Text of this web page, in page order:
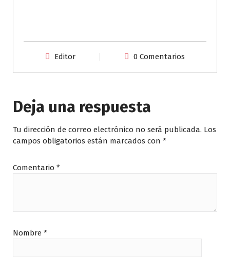
Editor 0 Comentarios
Deja una respuesta
Tu dirección de correo electrónico no será publicada. Los
campos obligatorios están marcados con *
Comentario *
Nombre *